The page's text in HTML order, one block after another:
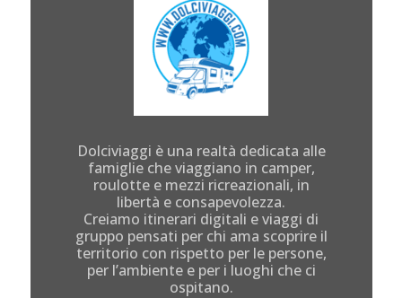
Dolciviaggi è una realtà dedicata alle
famiglie che viaggiano in camper,
roulotte e mezzi ricreazionali, in
libertà e consapevolezza.
Creiamo itinerari digitali e viaggi di
gruppo pensati per chi ama scoprire il
territorio con rispetto per le persone,
per l’ambiente e per i luoghi che ci
ospitano.